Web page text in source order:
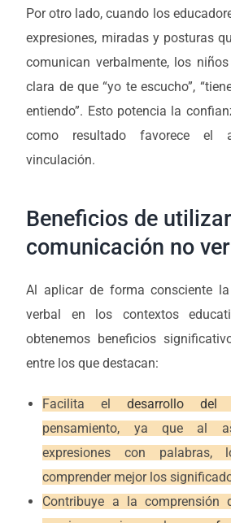
Por otro lado, cuando los
expresiones, miradas y posturas
comunican verbalmente, los
clara de que “yo te escucho”,
entiendo”. Esto potencia la
como resultado favorece el
vinculación.
Beneficios de
comunicación no
Al aplicar de forma consciente
verbal en los contextos
obtenemos beneficios
entre los que destacan:
Facilita eldesarrollo del
pensamiento, ya que al
expresiones con palabras,
comprender mejor los
Contribuye a la comprensión